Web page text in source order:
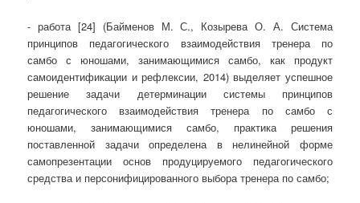
- работа [24] (Байменов М. С., Козырева О. А. Система
принципов педагогического взаимодействия тренера по
самбо с юношами, занимающимися самбо, как продукт
самоидентификации и рефлексии, 2014) выделяет успешное
решение задачи детерминации системы принципов
педагогического взаимодействия тренера по самбо с
юношами, занимающимися самбо, практика решения
поставленной задачи определена в нелинейной форме
самопрезентации основ продуцируемого педагогического
средства и персонифицированного выбора тренера по самбо;